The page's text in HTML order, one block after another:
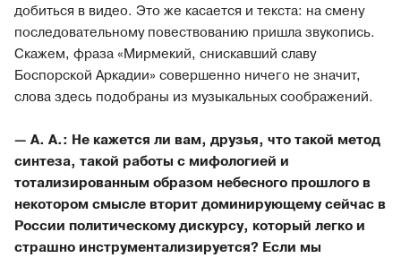
добиться в видео. Это же касается и текста: на смену
последовательному повествованию пришла звукопись.
Скажем, фраза «Мирмекий, снискавший славу
Боспорской Аркадии» совершенно ничего не значит,
слова здесь подобраны из музыкальных соображений.
— А. А.: Не кажется ли вам, друзья, что такой метод
синтеза, такой работы с мифологией и
тотализированным образом небесного прошлого в
некотором смысле вторит доминирующему сейчас в
России политическому дискурсу, который легко и
страшно инструментализируется? Если мы